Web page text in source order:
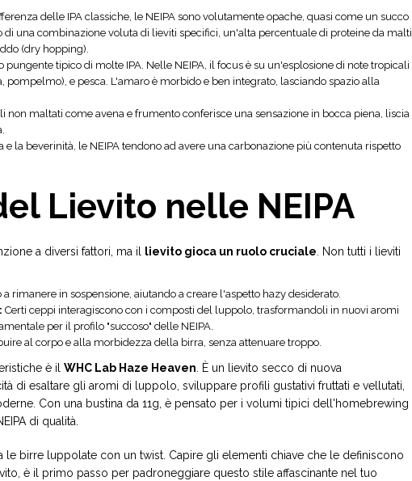
delle IPA classiche, le NEIPA sono volutamente opache, quasi come un succo
una combinazione voluta di lieviti specifici, un'alta percentuale di proteine da malti
(dry hopping).
tipico di molte IPA. Nelle NEIPA, il focus è su un'esplosione di note tropicali
e pesca. L'amaro è morbido e ben integrato, lasciando spazio alla
non maltati come avena e frumento conferisce una sensazione in bocca piena, liscia
e la beverinità, le NEIPA tendono ad avere una carbonazione più contenuta rispetto
Lievito nelle NEIPA
a diversi fattori, ma il lievito gioca un ruolo cruciale. Non tutti i lieviti
rimanere in sospensione, aiutando a creare l'aspetto hazy desiderato.
Certi ceppi interagiscono con i composti del luppolo, trasformandoli in nuovi aromi
per il profilo "succoso" delle NEIPA.
al corpo e alla morbidezza della birra, senza attenuare troppo.
è il WHC Lab Haze Heaven. È un lievito secco di nuova
di esaltare gli aromi di luppolo, sviluppare profili gustativi fruttati e vellutati,
Con una bustina da 11g, è pensato per i volumi tipici dell'homebrewing
di qualità.
le birre luppolate con un twist. Capire gli elementi chiave che le definiscono
è il primo passo per padroneggiare questo stile affascinante nel tuo